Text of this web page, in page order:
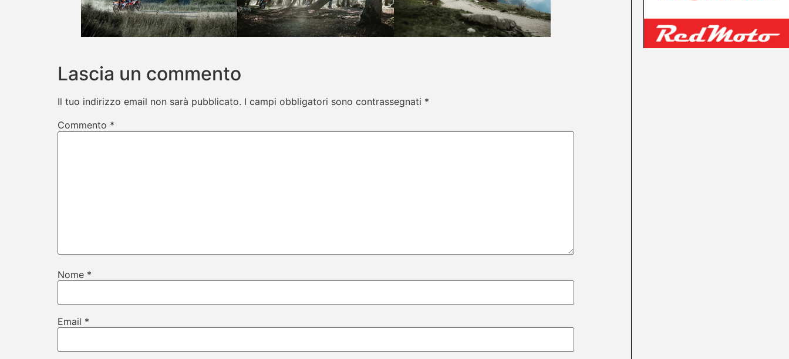
Lascia un commento
Il tuo indirizzo email non sarà pubblicato. I campi obbligatori sono contrassegnati *
Commento *
Nome *
Email *